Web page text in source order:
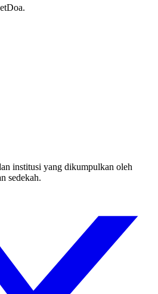
institusi yang dikumpulkan oleh
sedekah.